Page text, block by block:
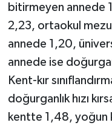
bitirmeyen annede
2,23, ortaokul
annede 1,20,
annede ise
Kent-kır
doğurganlık hızı
kentte 1,48, yoğun